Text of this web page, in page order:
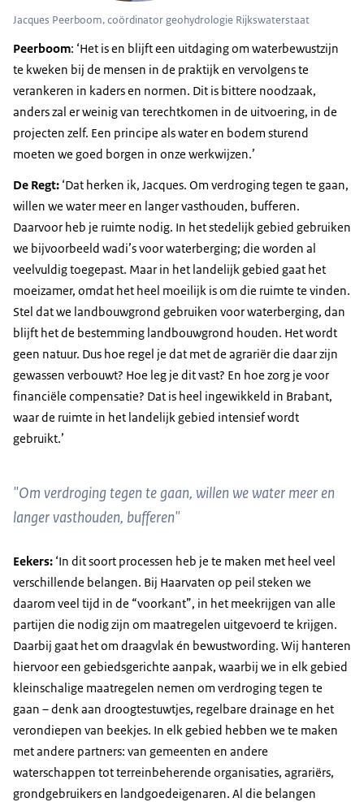
Jacques Peerboom, coördinator geohydrologie Rijkswaterstaat
Peerboom: ‘Het is en blijft een uitdaging om waterbewustzijn
te kweken bij de mensen in de praktijk en vervolgens te
verankeren in kaders en normen. Dit is bittere noodzaak,
anders zal er weinig van terechtkomen in de uitvoering, in de
projecten zelf. Een principe als water en bodem sturend
moeten we goed borgen in onze werkwijzen.’
De Regt: ‘Dat herken ik, Jacques. Om verdroging tegen te gaan,
willen we water meer en langer vasthouden, bufferen.
Daarvoor heb je ruimte nodig. In het stedelijk gebied gebruiken
we bijvoorbeeld wadi’s voor waterberging; die worden al
veelvuldig toegepast. Maar in het landelijk gebied gaat het
moeizamer, omdat het heel moeilijk is om die ruimte te vinden.
Stel dat we landbouwgrond gebruiken voor waterberging, dan
blijft het de bestemming landbouwgrond houden. Het wordt
geen natuur. Dus hoe regel je dat met de agrariër die daar zijn
gewassen verbouwt? Hoe leg je dit vast? En hoe zorg je voor
financiële compensatie? Dat is heel ingewikkeld in Brabant,
waar de ruimte in het landelijk gebied intensief wordt
gebruikt.’
"Om verdroging tegen te gaan, willen we water meer en
langer vasthouden, bufferen"
Eekers: ‘In dit soort processen heb je te maken met heel veel
verschillende belangen. Bij Haarvaten op peil steken we
daarom veel tijd in de “voorkant”, in het meekrijgen van alle
partijen die nodig zijn om maatregelen uitgevoerd te krijgen.
Daarbij gaat het om draagvlak én bewustwording. Wij hanteren
hiervoor een gebiedsgerichte aanpak, waarbij we in elk gebied
kleinschalige maatregelen nemen om verdroging tegen te
gaan – denk aan droogtestuwtjes, regelbare drainage en het
verondiepen van beekjes. In elk gebied hebben we te maken
met andere partners: van gemeenten en andere
waterschappen tot terreinbeherende organisaties, agrariërs,
grondgebruikers en landgoedeigenaren. Al die belangen